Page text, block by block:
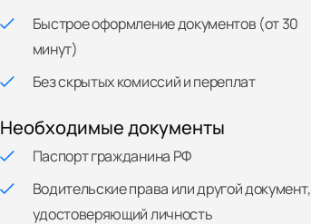
Быстрое оформление документов (от 30
минут)
Без скрытых комиссий и переплат
Необходимые документы
Паспорт гражданина РФ
Водительские права или другой документ,
удостоверяющий личность